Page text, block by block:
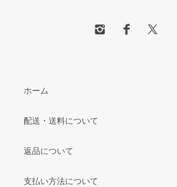
ホーム
配送・送料について
返品について
支払い方法について